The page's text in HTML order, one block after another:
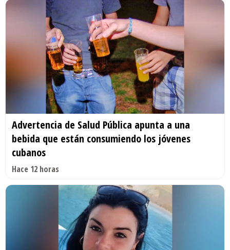
Advertencia de Salud Pública apunta a una
bebida que están consumiendo los jóvenes
cubanos
Hace 12 horas